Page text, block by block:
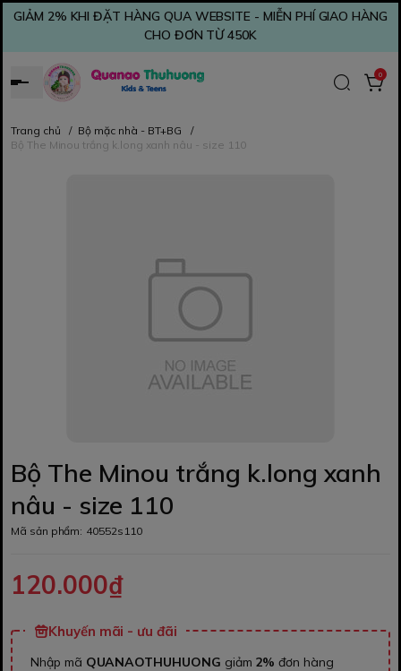
GIẢM 2% KHI ĐẶT HÀNG QUA WEBSITE - MIỄN PHÍ GIAO HÀNG
CHO ĐƠN TỪ 450K
0
Trang chủ / Bộ mặc nhà - BT+BG
/
Bộ The Minou trắng k.long xanh nâu - size 110
Bộ The Minou trắng k.long xanh
nâu - size 110
Mã sản phẩm: 40552s110
120.000₫
Khuyến mãi - ưu đãi
Nhập mã QUANAOTHUHUONG giảm 2% đơn hàng